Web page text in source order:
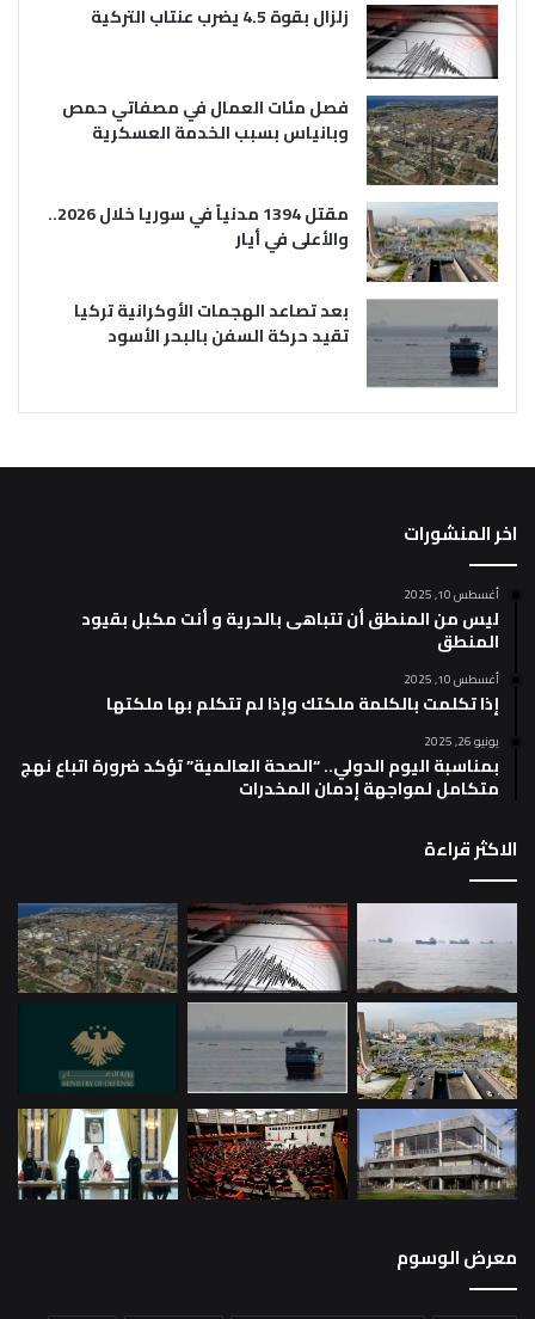
زلزال بقوة 4.5 يضرب عنتاب التركية
فصل مئات العمال في مصفاتي حمص
وبانياس بسبب الخدمة العسكرية
مقتل 1394 مدنياً في سوريا خلال 2026..
والأعلى في أيار
بعد تصاعد الهجمات الأوكرانية تركيا
تقيد حركة السفن بالبحر الأسود
اخر المنشورات
أغسطس 10, 2025
ليس من المنطق أن تتباهى بالحرية و أنت مكبل بقيود
المنطق
أغسطس 10, 2025
إذا تكلمت بالكلمة ملكتك وإذا لم تتكلم بها ملكتها
يونيو 26, 2025
بمناسبة اليوم الدولي.. “الصحة العالمية” تؤكد ضرورة اتباع نهج
متكامل لمواجهة إدمان المخدرات
الاكثر قراءة
معرض الوسوم